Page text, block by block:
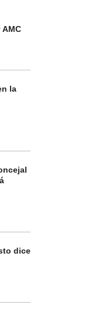
la
dice